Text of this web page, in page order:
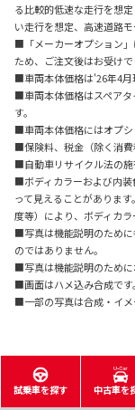
る比較的低速な走行を想
い走行を想定、高速道路
■「メーカーオプション」
ため、ご注文後はお受け
■車両本体価格は'26年4月
■車両本体価格はスペア
す。
■車両本体価格にはオプシ
■保険料、税金（除く消費
■自動車リサイクル法の施
■ボディカラーおよび内
って見えることがありま
度等）により、ボディカラ
■写真は機能説明のため
のではありません。
■写真は機能説明のために
■画面はハメ込み合成です。
■一部の写真は合成・イメ
試乗車を探す 中古車を